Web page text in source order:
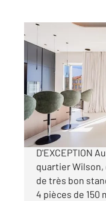
NICE 06
150,34 m , 4
Ref : 2306
2
NICE PLACE
D'EXCEPTION
quartier Wilson,
de très bon
4 pièces de 150